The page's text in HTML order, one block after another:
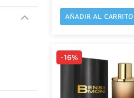
AÑADIR AL CARRITO
-16%